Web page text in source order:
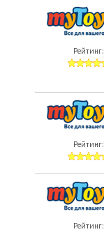
Рейтинг:
Рейтинг:
Рейтинг: